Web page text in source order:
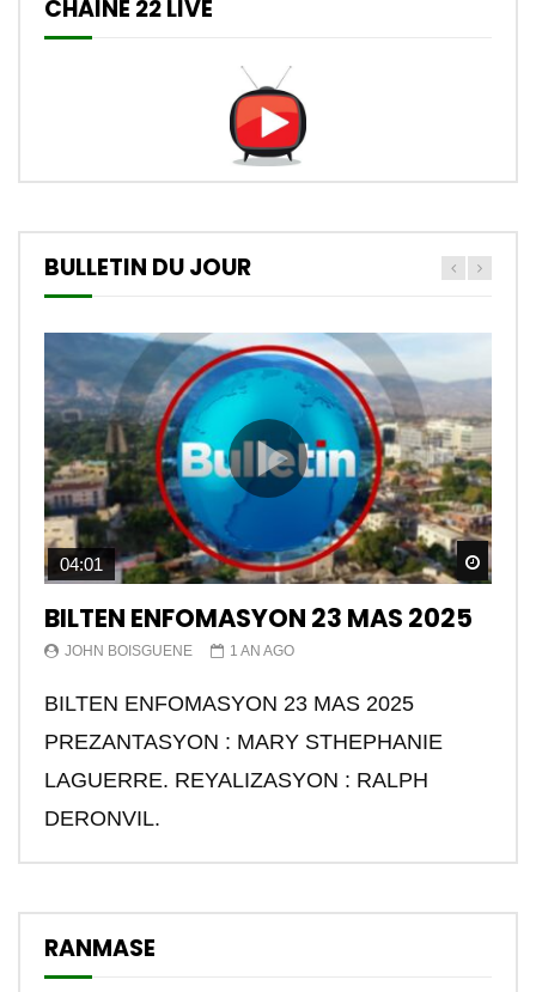
CHAINE 22 LIVE
BULLETIN DU JOUR
04:01
BILTEN ENFOMASYON 23 MAS 2025
JOHN BOISGUENE 1 AN AGO
BILTEN ENFOMASYON 23 MAS 2025
PREZANTASYON : MARY STHEPHANIE
LAGUERRE. REYALIZASYON : RALPH
DERONVIL.
RANMASE